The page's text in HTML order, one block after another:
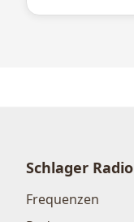
Schlager Radio
Frequenzen